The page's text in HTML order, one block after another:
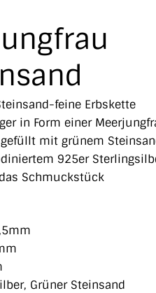
feine Erbskette
in Form einer
mit grünem
925er
Schmuckstück
Grüner Steinsand